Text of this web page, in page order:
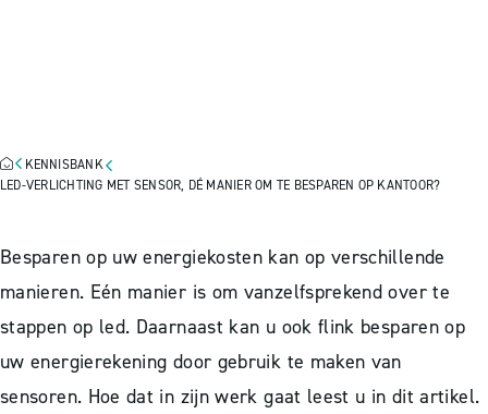
KENNISBANK
LED-VERLICHTING MET SENSOR, DÉ MANIER OM TE BESPAREN OP KANTOOR?
Besparen op uw energiekosten kan op verschillende
manieren. Eén manier is om vanzelfsprekend over te
stappen op led. Daarnaast kan u ook flink besparen op
uw energierekening door gebruik te maken van
sensoren. Hoe dat in zijn werk gaat leest u in dit artikel.